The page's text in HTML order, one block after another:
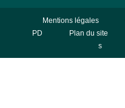
Mentions légales
PD
Plan du site
s